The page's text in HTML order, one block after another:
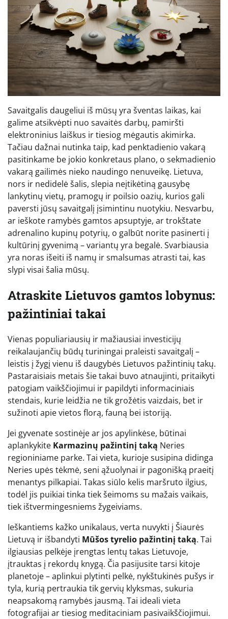
Savaitgalis daugeliui iš mūsų yra šventas laikas, kai
galime atsikvėpti nuo savaitės darbų, pamiršti
elektroninius laiškus ir tiesiog mėgautis akimirka.
Tačiau dažnai nutinka taip, kad penktadienio vakarą
pasitinkame be jokio konkretaus plano, o sekmadienio
vakarą gailimės nieko naudingo nenuveikę. Lietuva,
nors ir nedidelė šalis, slepia neįtikėtiną gausybę
lankytinų vietų, pramogų ir poilsio oazių, kurios gali
paversti jūsų savaitgalį įsimintinu nuotykiu. Nesvarbu,
ar ieškote ramybės gamtos apsuptyje, ar trokštate
adrenalino kupinų potyrių, o galbūt norite pasinerti į
kultūrinį gyvenimą – variantų yra begalė. Svarbiausia
yra noras išeiti iš namų ir smalsumas atrasti tai, kas
slypi visai šalia mūsų.
Atraskite Lietuvos gamtos lobynus:
pažintiniai takai
Vienas populiariausių ir mažiausiai investicijų
reikalaujančių būdų turiningai praleisti savaitgalį –
leistis į žygį vienu iš daugybės Lietuvos pažintinių takų.
Pastaraisiais metais šie takai buvo atnaujinti, pritaikyti
patogiam vaikščiojimui ir papildyti informaciniais
stendais, kurie leidžia ne tik grožėtis vaizdais, bet ir
sužinoti apie vietos florą, fauną bei istoriją.
Jei gyvenate sostinėje ar jos apylinkėse, būtinai
aplankykite Karmazinų pažintinį taką Neries
regioniniame parke. Tai vieta, kurioje susipina didinga
Neries upės tėkmė, seni ąžuolynai ir pagonišką praeitį
menantys pilkapiai. Takas siūlo kelis maršruto ilgius,
todėl jis puikiai tinka tiek šeimoms su mažais vaikais,
tiek ištvermingesniems žygeiviams.
Ieškantiems kažko unikalaus, verta nuvykti į Šiaurės
Lietuvą ir išbandyti Mūšos tyrelio pažintinį taką. Tai
ilgiausias pelkėje įrengtas lentų takas Lietuvoje,
įtrauktas į rekordų knygą. Čia pasijusite tarsi kitoje
planetoje – aplinkui plytinti pelkė, nykštukinės pušys ir
tyla, kurią pertraukia tik gervių klyksmas, sukuria
neapsakomą ramybės jausmą. Tai ideali vieta
fotografijai ar tiesiog meditaciniam pasivaikščiojimui.